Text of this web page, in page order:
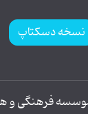
نسخه دسکتاپ
فرهنگی و